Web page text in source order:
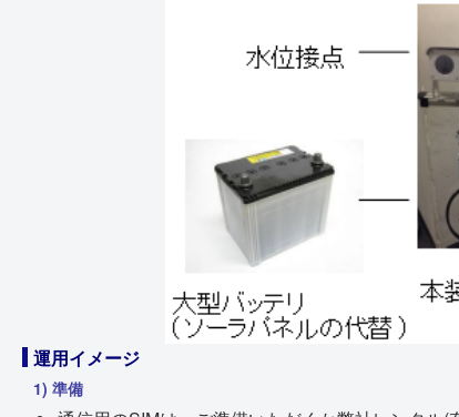
運用イメージ
1) 準備